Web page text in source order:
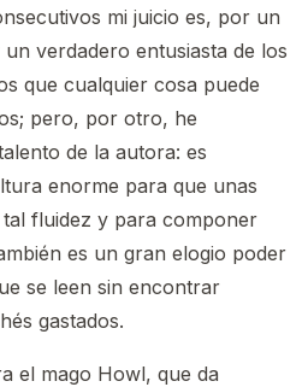
mi juicio es, por un
verdadero entusiasta de los
que cualquier cosa puede
pero, por otro, he
de la autora: es
enorme para que unas
fluidez y para componer
es un gran elogio poder
se leen sin encontrar
gastados.
el mago Howl, que da